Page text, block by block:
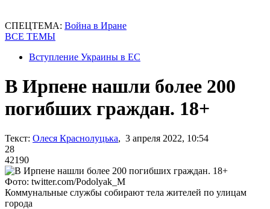
СПЕЦТЕМА: Война в Иране
ВСЕ ТЕМЫ
Вступление Украины в ЕС
В Ирпене нашли более 200
погибших граждан. 18+
Текст: Олеся Краснолуцька, 3 апреля 2022, 10:54
28
42190
Фото: twitter.com/Podolyak_M
Коммунальные службы собирают тела жителей по улицам
города